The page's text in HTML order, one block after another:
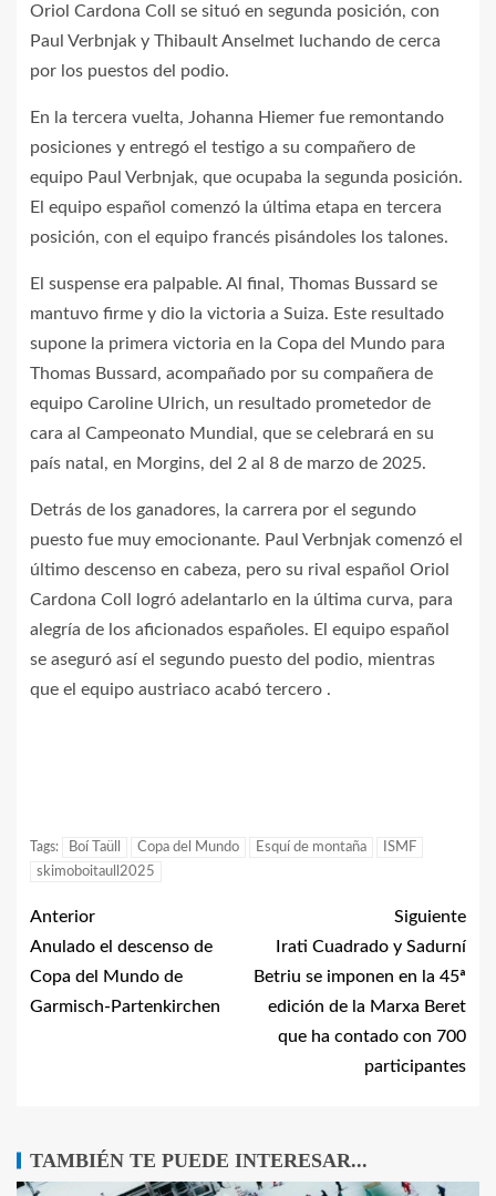
Oriol Cardona Coll se situó en segunda posición, con
Paul Verbnjak y Thibault Anselmet luchando de cerca
por los puestos del podio.
En la tercera vuelta, Johanna Hiemer fue remontando
posiciones y entregó el testigo a su compañero de
equipo Paul Verbnjak, que ocupaba la segunda posición.
El equipo español comenzó la última etapa en tercera
posición, con el equipo francés pisándoles los talones.
El suspense era palpable. Al final, Thomas Bussard se
mantuvo firme y dio la victoria a Suiza. Este resultado
supone la primera victoria en la Copa del Mundo para
Thomas Bussard, acompañado por su compañera de
equipo Caroline Ulrich, un resultado prometedor de
cara al Campeonato Mundial, que se celebrará en su
país natal, en Morgins, del 2 al 8 de marzo de 2025.
Detrás de los ganadores, la carrera por el segundo
puesto fue muy emocionante. Paul Verbnjak comenzó el
último descenso en cabeza, pero su rival español Oriol
Cardona Coll logró adelantarlo en la última curva, para
alegría de los aficionados españoles. El equipo español
se aseguró así el segundo puesto del podio, mientras
que el equipo austriaco acabó tercero .
Tags: Boí Taüll Copa del Mundo Esquí de montaña
ISMF
skimoboitaull2025
Anterior
Anulado el descenso de
Copa del Mundo de
Garmisch-Partenkirchen
Siguiente
Irati Cuadrado y Sadurní
Betriu se imponen en la 45ª
edición de la Marxa Beret
que ha contado con 700
participantes
TAMBIÉN TE PUEDE INTERESAR...